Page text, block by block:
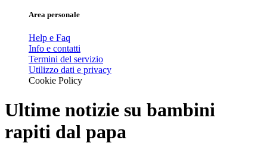
Area personale
Help e Faq
Info e contatti
Termini del servizio
Utilizzo dati e privacy
Cookie Policy
Ultime notizie su bambini
rapiti dal papa